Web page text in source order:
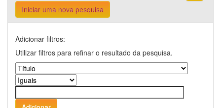
Iniciar uma nova pesquisa
Adicionar filtros:
Utilizar filtros para refinar o resultado da pesquisa.